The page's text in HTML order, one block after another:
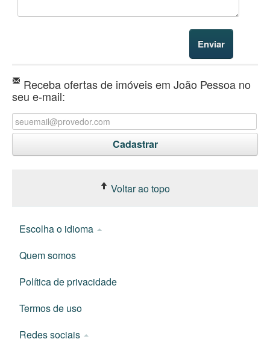
Receba ofertas de imóveis em João Pessoa no
seu e-mail:
Voltar ao topo
Escolha o idioma
Quem somos
Política de privacidade
Termos de uso
Redes sociais